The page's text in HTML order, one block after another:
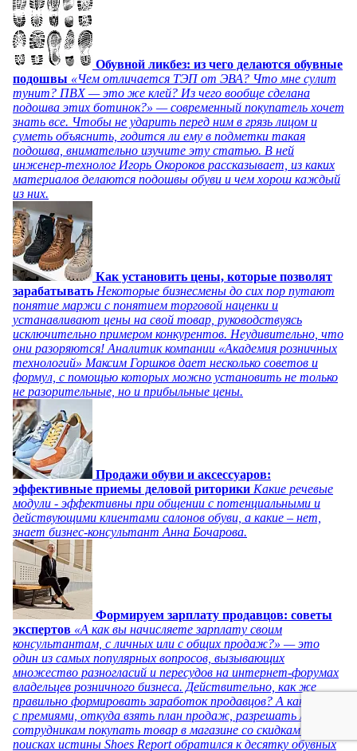
Обувной ликбез: из чего делаются обувные
подошвы «Чем отличается ТЭП от ЭВА? Что мне сулит
тунит? ПВХ — это же клей? Из чего вообще сделана
подошва этих ботинок?» — современный покупатель хочет
знать все. Чтобы не ударить перед ним в грязь лицом и
суметь объяснить, годится ли ему в подметки такая
подошва, внимательно изучите эту статью. В ней
инженер-технолог Игорь Окороков рассказывает, из каких
материалов делаются подошвы обуви и чем хорош каждый
из них.
Как установить цены, которые позволят
зарабатывать Некоторые бизнесмены до сих пор путают
понятие маржи с понятием торговой наценки и
устанавливают цены на свой товар, руководствуясь
исключительно примером конкурентов. Неудивительно, что
они разоряются! Аналитик компании «Академия розничных
технологий» Максим Горшков дает несколько советов и
формул, с помощью которых можно установить не только
не разорительные, но и прибыльные цены.
Продажи обуви и аксессуаров:
эффективные приемы деловой риторики Какие речевые
модули - эффективны при общении с потенциальными и
действующими клиентами салонов обуви, а какие – нет,
знает бизнес-консультант Анна Бочарова.
Формируем зарплату продавцов: советы
экспертов «А как вы начисляете зарплату своим
консультантам, с личных или с общих продаж?» — это
один из самых популярных вопросов, вызывающих
множество разногласий и пересудов на интернет-форумах
владельцев розничного бизнеса. Действительно, как же
правильно формировать заработок продавцов? А как быть
с премиями, откуда взять план продаж, разрешать ли
сотрудникам покупать товар в магазине со скидками? В
поисках истины Shoes Report обратился к десятку обувных